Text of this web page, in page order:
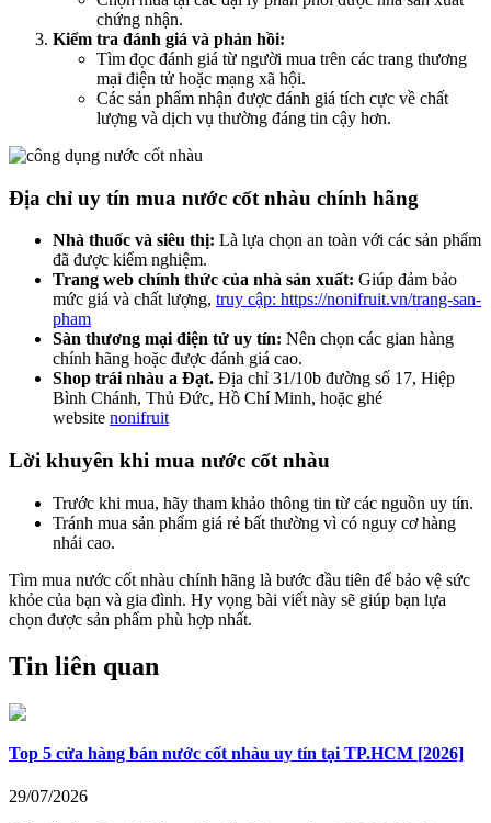
chứng nhận.
Kiểm tra đánh giá và phản hồi:
Tìm đọc đánh giá từ người mua trên các trang thương
mại điện tử hoặc mạng xã hội.
Các sản phẩm nhận được đánh giá tích cực về chất
lượng và dịch vụ thường đáng tin cậy hơn.
Địa chỉ uy tín mua nước cốt nhàu chính hãng
Nhà thuốc và siêu thị: Là lựa chọn an toàn với các sản phẩm
đã được kiểm nghiệm.
Trang web chính thức của nhà sản xuất: Giúp đảm bảo
mức giá và chất lượng, truy cập: https://nonifruit.vn/trang-san-
pham
Sàn thương mại điện tử uy tín: Nên chọn các gian hàng
chính hãng hoặc được đánh giá cao.
Shop trái nhàu a Đạt. Địa chỉ 31/10b đường số 17, Hiệp
Bình Chánh, Thủ Đức, Hồ Chí Minh, hoặc ghé
website nonifruit
Lời khuyên khi mua nước cốt nhàu
Trước khi mua, hãy tham khảo thông tin từ các nguồn uy tín.
Tránh mua sản phẩm giá rẻ bất thường vì có nguy cơ hàng
nhái cao.
Tìm mua nước cốt nhàu chính hãng là bước đầu tiên để bảo vệ sức
khỏe của bạn và gia đình. Hy vọng bài viết này sẽ giúp bạn lựa
chọn được sản phẩm phù hợp nhất.
Tin liên quan
Top 5 cửa hàng bán nước cốt nhàu uy tín tại TP.HCM [2026]
29/07/2026